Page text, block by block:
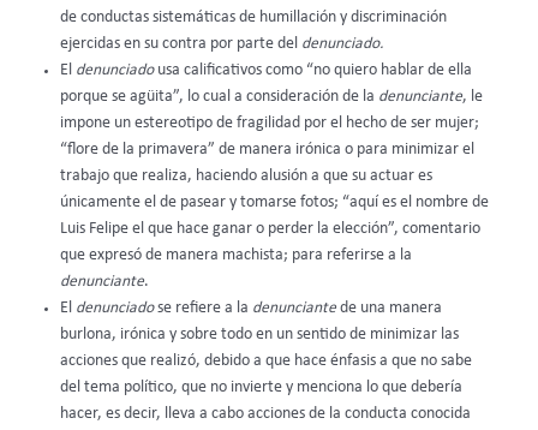
de conductas sistemáticas de humillación y discriminación
ejercidas en su contra por parte del denunciado.
El denunciado usa calificativos como “no quiero hablar de ella
porque se agüita”, lo cual a consideración de la denunciante, le
impone un estereotipo de fragilidad por el hecho de ser mujer;
“flore de la primavera” de manera irónica o para minimizar el
trabajo que realiza, haciendo alusión a que su actuar es
únicamente el de pasear y tomarse fotos; “aquí es el nombre de
Luis Felipe el que hace ganar o perder la elección”, comentario
que expresó de manera machista; para referirse a la
denunciante.
El denunciadose refiere a la denunciantede una manera
burlona, irónica y sobre todo en un sentido de minimizar las
acciones que realizó, debido a que hace énfasis a que no sabe
del tema político, que no invierte y menciona lo que debería
hacer, es decir, lleva a cabo acciones de la conducta conocida